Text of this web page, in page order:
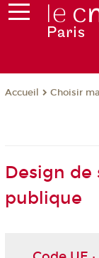
Accueil Choisir
Design
publique